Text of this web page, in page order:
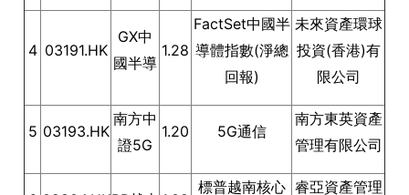
4 03191.HK
GX中
國半導
1.28
FactSet中國半
導體指數(淨總
回報)
未來資產環球
投資(香港)有
限公司
5 03193.HK
南方中
證5G
1.20 5G通信
南方東英資產
管理有限公司
標普越南核心 睿亞資產管理